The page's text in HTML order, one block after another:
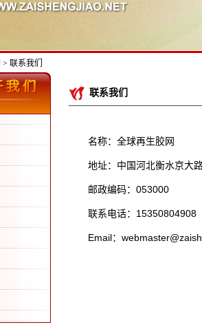
> 联系我们
联系我们
名称：全球再生胶网
地址：中国河北衡水京大
邮政编码：053000
联系电话：15350804908
Email：